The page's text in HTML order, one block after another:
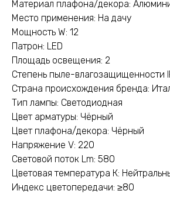
Материал плафона/декора:
Место применения: На дачу
Мощность W: 12
Патрон: LED
Площадь освещения: 2
Степень пыле-влагозащищенности
Страна происхождения бренда:
Тип лампы: Светодиодная
Цвет арматуры: Чёрный
Цвет плафона/декора: Чёрный
Напряжение V: 220
Световой поток Lm: 580
Цветовая температура К:
Индекс цветопередачи: ≥80